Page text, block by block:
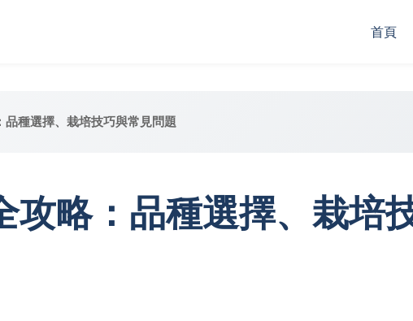
首頁
種選擇、栽培技巧與常見問題
攻略：品種選擇、栽培